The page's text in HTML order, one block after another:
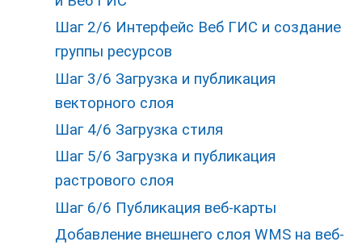
Шаг 2/6 Интерфейс Веб ГИС и создание
группы ресурсов
Шаг 3/6 Загрузка и публикация
векторного слоя
Шаг 4/6 Загрузка стиля
Шаг 5/6 Загрузка и публикация
растрового слоя
Шаг 6/6 Публикация веб-карты
Добавление внешнего слоя WMS на веб-